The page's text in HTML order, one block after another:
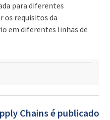
para diferentes
os requisitos da
em diferentes linhas de
Chains é publicado